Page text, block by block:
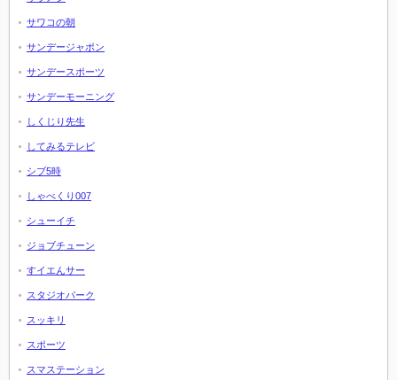
サワコの朝
サンデージャポン
サンデースポーツ
サンデーモーニング
しくじり先生
してみるテレビ
シブ5時
しゃべくり007
シューイチ
ジョブチューン
すイエんサー
スタジオパーク
スッキリ
スポーツ
スマステーション